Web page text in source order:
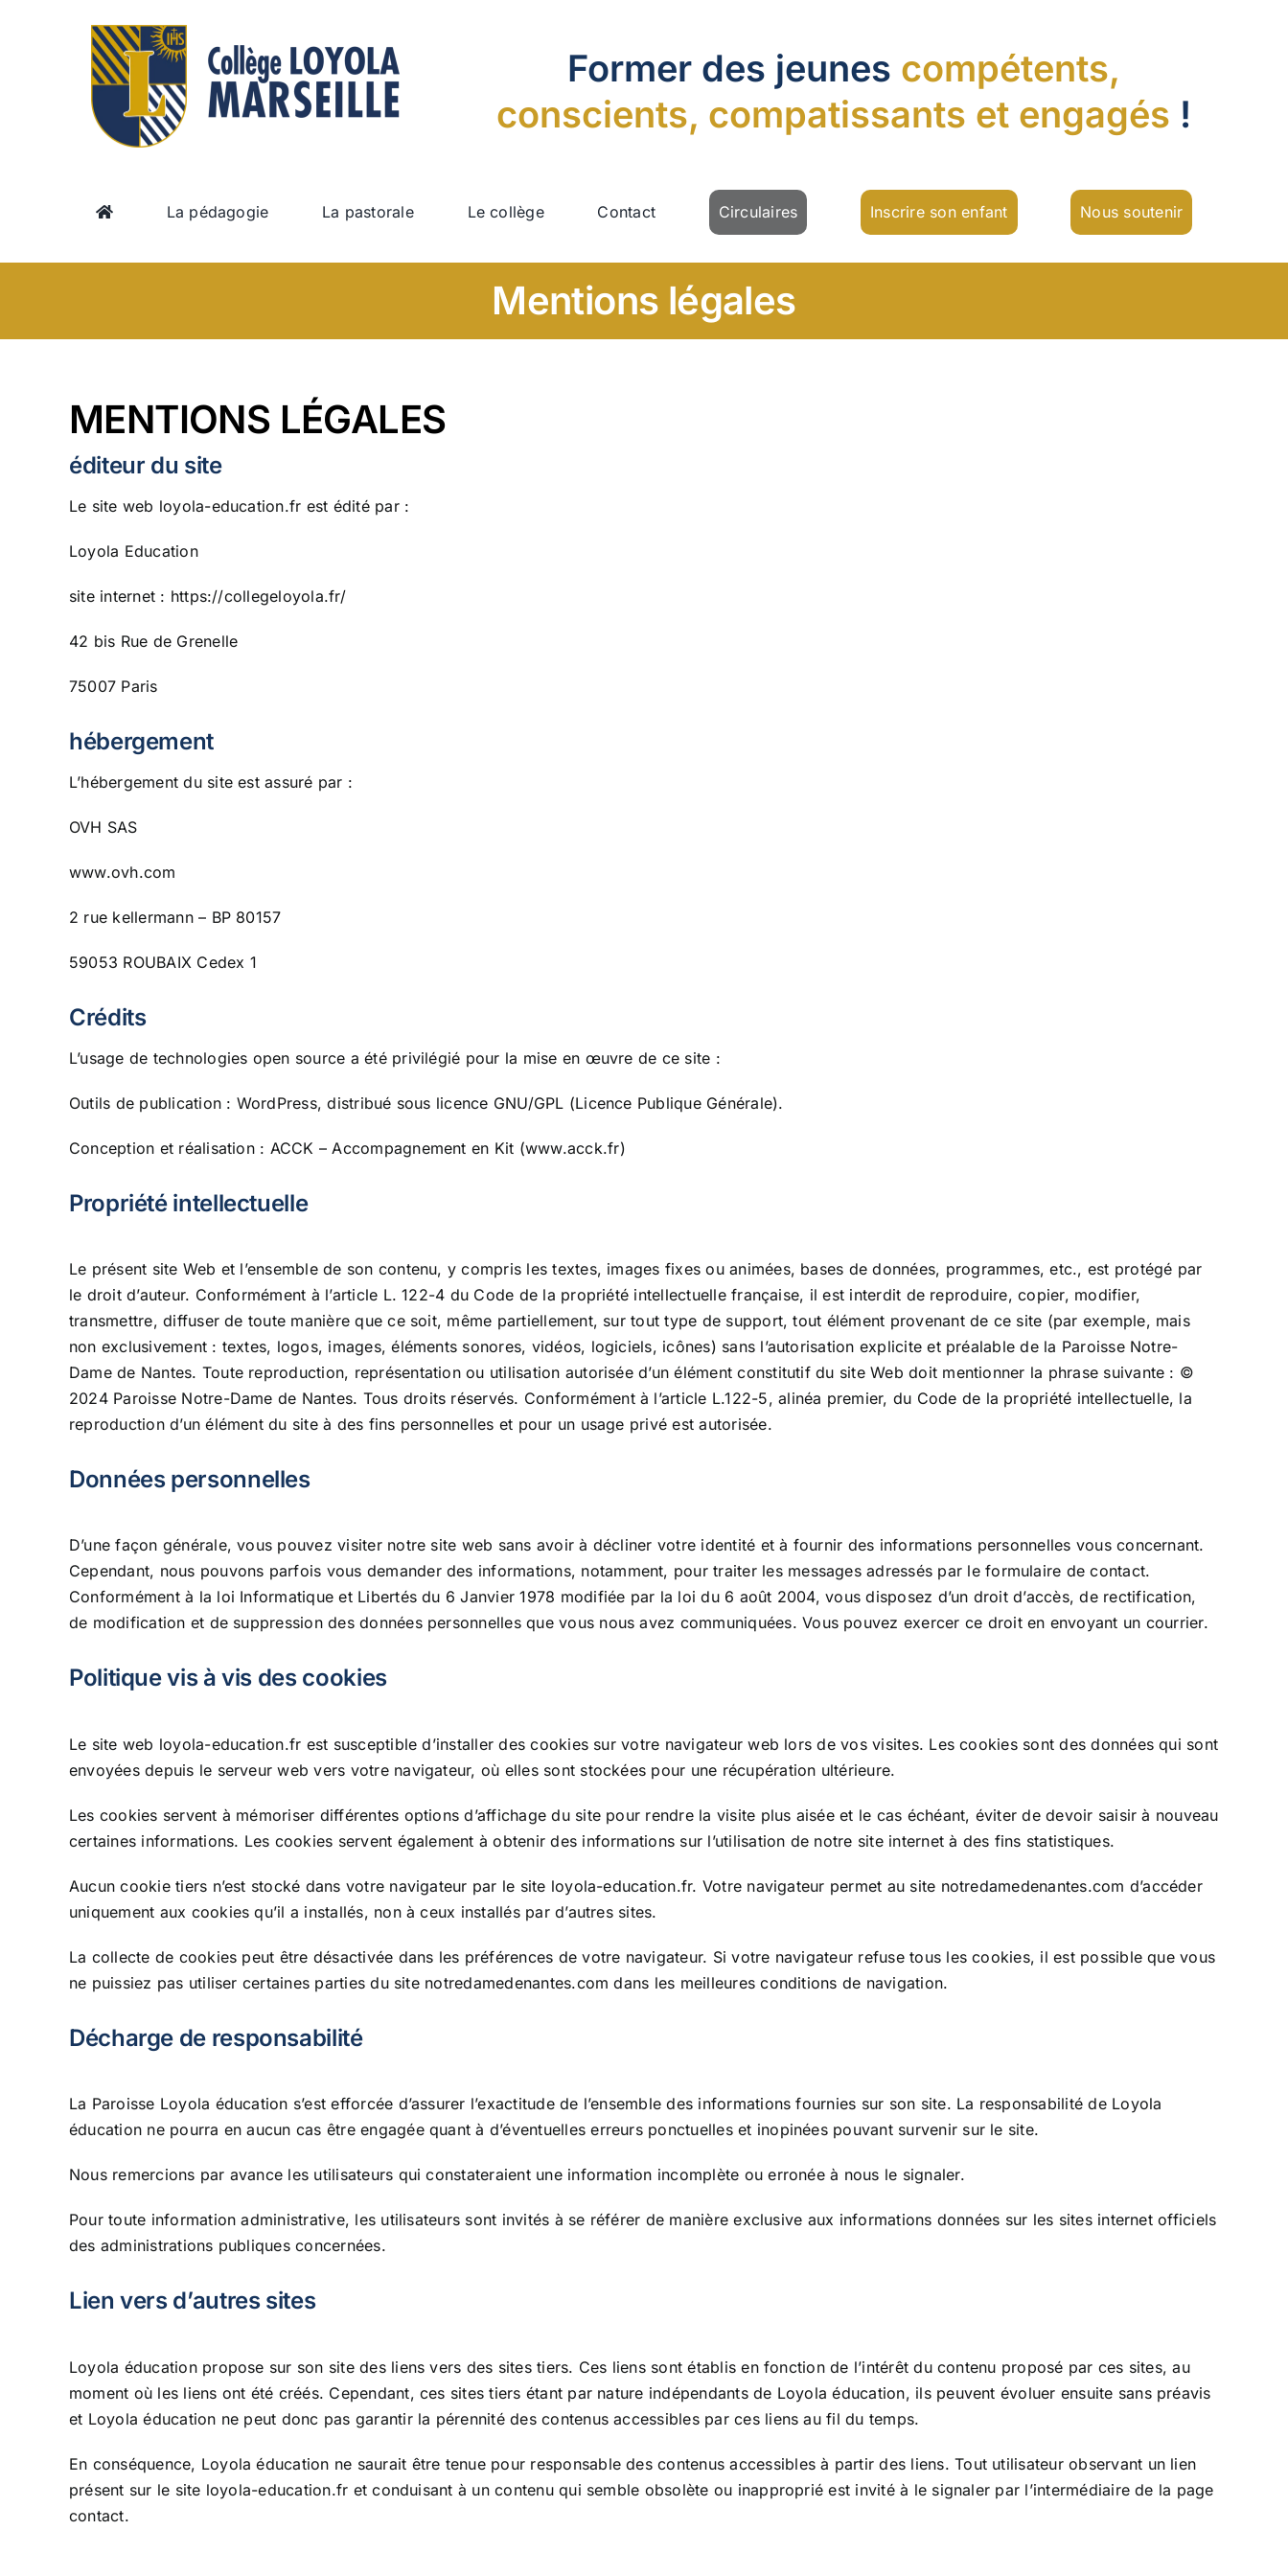
Former des jeunes compétents,
conscients, compatissants et engagés !
La pédagogie La pastorale Le collège Contact Circulaires Inscrire son enfant Nous soutenir
Mentions légales
MENTIONS LÉGALES
éditeur du site
Le site web loyola-education.fr est édité par :
Loyola Education
site internet : https://collegeloyola.fr/
42 bis Rue de Grenelle
75007 Paris
hébergement
L’hébergement du site est assuré par :
OVH SAS
www.ovh.com
2 rue kellermann – BP 80157
59053 ROUBAIX Cedex 1
Crédits
L’usage de technologies open source a été privilégié pour la mise en œuvre de ce site :
Outils de publication : WordPress, distribué sous licence GNU/GPL (Licence Publique Générale).
Conception et réalisation : ACCK – Accompagnement en Kit (www.acck.fr)
Propriété intellectuelle
Le présent site Web et l’ensemble de son contenu, y compris les textes, images fixes ou animées, bases de données, programmes, etc., est protégé par
le droit d’auteur. Conformément à l’article L. 122-4 du Code de la propriété intellectuelle française, il est interdit de reproduire, copier, modifier,
transmettre, diffuser de toute manière que ce soit, même partiellement, sur tout type de support, tout élément provenant de ce site (par exemple, mais
non exclusivement : textes, logos, images, éléments sonores, vidéos, logiciels, icônes) sans l’autorisation explicite et préalable de la Paroisse Notre-
Dame de Nantes. Toute reproduction, représentation ou utilisation autorisée d’un élément constitutif du site Web doit mentionner la phrase suivante : ©
2024 Paroisse Notre-Dame de Nantes. Tous droits réservés. Conformément à l’article L.122-5, alinéa premier, du Code de la propriété intellectuelle, la
reproduction d’un élément du site à des fins personnelles et pour un usage privé est autorisée.
Données personnelles
D’une façon générale, vous pouvez visiter notre site web sans avoir à décliner votre identité et à fournir des informations personnelles vous concernant.
Cependant, nous pouvons parfois vous demander des informations, notamment, pour traiter les messages adressés par le formulaire de contact.
Conformément à la loi Informatique et Libertés du 6 Janvier 1978 modifiée par la loi du 6 août 2004, vous disposez d’un droit d’accès, de rectification,
de modification et de suppression des données personnelles que vous nous avez communiquées. Vous pouvez exercer ce droit en envoyant un courrier.
Politique vis à vis des cookies
Le site web loyola-education.fr est susceptible d’installer des cookies sur votre navigateur web lors de vos visites. Les cookies sont des données qui sont
envoyées depuis le serveur web vers votre navigateur, où elles sont stockées pour une récupération ultérieure.
Les cookies servent à mémoriser différentes options d’affichage du site pour rendre la visite plus aisée et le cas échéant, éviter de devoir saisir à nouveau
certaines informations. Les cookies servent également à obtenir des informations sur l’utilisation de notre site internet à des fins statistiques.
Aucun cookie tiers n’est stocké dans votre navigateur par le site loyola-education.fr. Votre navigateur permet au site notredamedenantes.com d’accéder
uniquement aux cookies qu’il a installés, non à ceux installés par d’autres sites.
La collecte de cookies peut être désactivée dans les préférences de votre navigateur. Si votre navigateur refuse tous les cookies, il est possible que vous
ne puissiez pas utiliser certaines parties du site notredamedenantes.com dans les meilleures conditions de navigation.
Décharge de responsabilité
La Paroisse Loyola éducation s’est efforcée d’assurer l’exactitude de l’ensemble des informations fournies sur son site. La responsabilité de Loyola
éducation ne pourra en aucun cas être engagée quant à d’éventuelles erreurs ponctuelles et inopinées pouvant survenir sur le site.
Nous remercions par avance les utilisateurs qui constateraient une information incomplète ou erronée à nous le signaler.
Pour toute information administrative, les utilisateurs sont invités à se référer de manière exclusive aux informations données sur les sites internet officiels
des administrations publiques concernées.
Lien vers d’autres sites
Loyola éducation propose sur son site des liens vers des sites tiers. Ces liens sont établis en fonction de l’intérêt du contenu proposé par ces sites, au
moment où les liens ont été créés. Cependant, ces sites tiers étant par nature indépendants de Loyola éducation, ils peuvent évoluer ensuite sans préavis
et Loyola éducation ne peut donc pas garantir la pérennité des contenus accessibles par ces liens au fil du temps.
En conséquence, Loyola éducation ne saurait être tenue pour responsable des contenus accessibles à partir des liens. Tout utilisateur observant un lien
présent sur le site loyola-education.fr et conduisant à un contenu qui semble obsolète ou inapproprié est invité à le signaler par l’intermédiaire de la page
contact.